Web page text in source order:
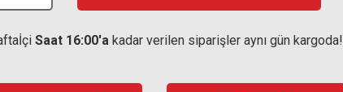
Saat 16:00'a kadar verilen siparişler aynı gün kargoda!